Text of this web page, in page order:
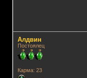
Алдвин
Постоялец
Карма: 23